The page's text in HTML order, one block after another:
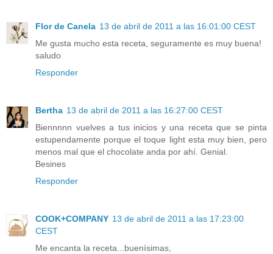
Flor de Canela 13 de abril de 2011 a las 16:01:00 CEST
Me gusta mucho esta receta, seguramente es muy buena!
saludo
Responder
Bertha 13 de abril de 2011 a las 16:27:00 CEST
Biennnnn vuelves a tus inicios y una receta que se pinta
estupendamente porque el toque light esta muy bien, pero
menos mal que el chocolate anda por ahí. Genial.
Besines
Responder
COOK+COMPANY 13 de abril de 2011 a las 17:23:00
CEST
Me encanta la receta...buenísimas,